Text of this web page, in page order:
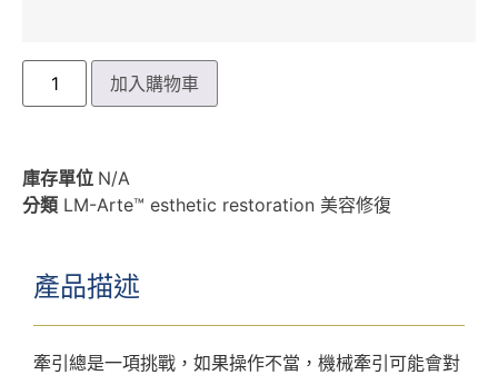
加入購物車
庫存單位 N/A
分類 LM-Arte™ esthetic restoration 美容修復
產品描述
牽引總是一項挑戰，如果操作不當，機械牽引可能會對